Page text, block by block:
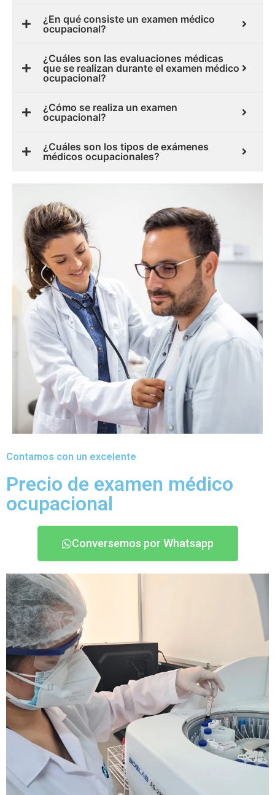
¿En qué consiste un examen médico
ocupacional?
¿Cuáles son las evaluaciones médicas
que se realizan durante el examen médico
ocupacional?
¿Cómo se realiza un examen
ocupacional?
¿Cuáles son los tipos de exámenes
médicos ocupacionales?
Contamos con un excelente
Precio de examen médico
ocupacional
Conversemos por Whatsapp